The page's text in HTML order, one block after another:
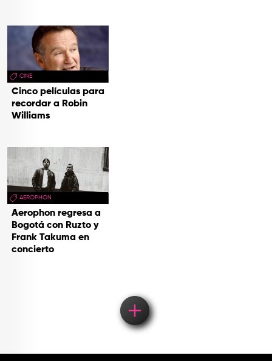
CINE
Cinco películas para
recordar a Robin
Williams
AEROPHON
Aerophon regresa a
Bogotá con Ruzto y
Frank Takuma en
concierto